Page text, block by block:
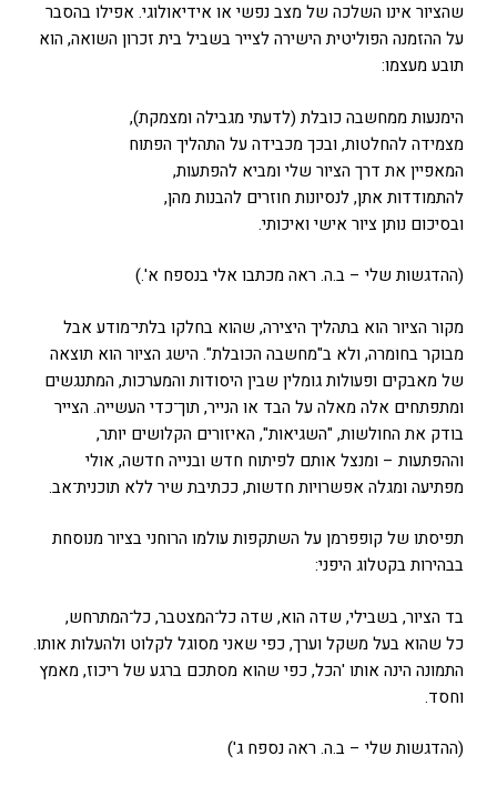
שהציור אינו השלכה של מצב נפשי או אידיאולוגי. אפילו בהסבר
על ההזמנה הפוליטית הישירה לצייר בשביל בית זכרון השואה, הוא
תובע מעצמו:
הימנעות ממחשבה כובלת (לדעתי מגבילה ומצמקת),
מצמידה להחלטות, ובכך מכבידה על התהליך הפתוח
המאפיין את דרך הציור שלי ומביא להפתעות,
להתמודדות אתן, לנסיונות חוזרים להבנות מהן,
ובסיכום נותן ציור אישי ואיכותי.
(ההדגשות שלי – ב.ה. ראה מכתבו אלי בנספח א'.)
מקור הציור הוא בתהליך היצירה, שהוא בחלקו בלתי־מודע אבל
מבוקר בחומרה, ולא ב"מחשבה הכובלת". הישג הציור הוא תוצאה
של מאבקים ופעולות גומלין שבין היסודות והמערכות, המתנגשים
ומתפתחים אלה מאלה על הבד או הנייר, תוך־כדי העשייה. הצייר
בודק את החולשות, "השגיאות", האיזורים הקלושים יותר,
וההפתעות – ומנצל אותם לפיתוח חדש ובנייה חדשה, אולי
מפתיעה ומגלה אפשרויות חדשות, ככתיבת שיר ללא תוכנית־אב.
תפיסתו של קופפרמן על השתקפות עולמו הרוחני בציור מנוסחת
בבהירות בקטלוג היפני:
בד הציור, בשבילי, שדה הוא, שדה כל־המצטבר, כל־המתרחש,
כל שהוא בעל משקל וערך, כפי שאני מסוגל לקלוט ולהעלות אותו.
התמונה הינה אותו 'הכל, כפי שהוא מסתכם ברגע של ריכוז, מאמץ
וחסד.
(ההדגשות שלי – ב.ה. ראה נספח ג')